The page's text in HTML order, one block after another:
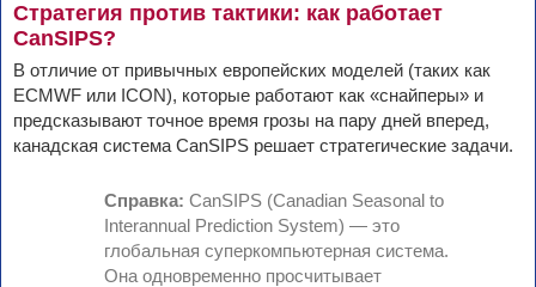
Стратегия против тактики: как работает
CanSIPS?
В отличие от привычных европейских моделей (таких как
ECMWF или ICON), которые работают как «снайперы» и
предсказывают точное время грозы на пару дней вперед,
канадская система CanSIPS решает стратегические задачи.
Справка: CanSIPS (Canadian Seasonal to
Interannual Prediction System) — это
глобальная суперкомпьютерная система.
Она одновременно просчитывает